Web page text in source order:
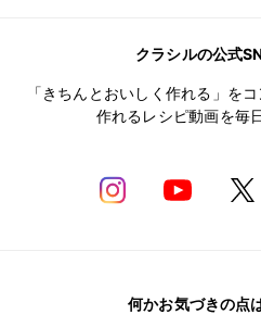
クラシルの公式
「きちんとおいしく作れる」を
作れるレシピ動画を毎
何かお気づきの点